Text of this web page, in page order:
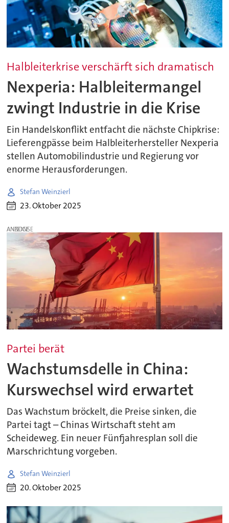
Halbleiterkrise verschärft sich dramatisch
Nexperia: Halbleitermangel
zwingt Industrie in die Krise
Ein Handelskonflikt entfacht die nächste Chipkrise:
Lieferengpässe beim Halbleiterhersteller Nexperia
stellen Automobilindustrie und Regierung vor
enorme Herausforderungen.
Stefan Weinzierl
23. Oktober 2025
ANZEIGE
Partei berät
Wachstumsdelle in China:
Kurswechsel wird erwartet
Das Wachstum bröckelt, die Preise sinken, die
Partei tagt – Chinas Wirtschaft steht am
Scheideweg. Ein neuer Fünfjahresplan soll die
Marschrichtung vorgeben.
Stefan Weinzierl
20. Oktober 2025